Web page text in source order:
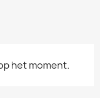
het moment.